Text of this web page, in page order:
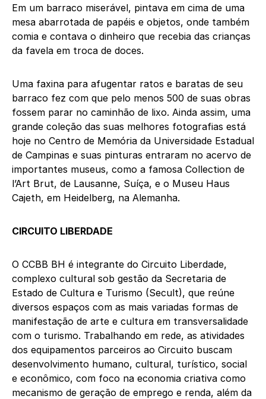
Em um barraco miserável, pintava em cima de uma
mesa abarrotada de papéis e objetos, onde também
comia e contava o dinheiro que recebia das crianças
da favela em troca de doces.
Uma faxina para afugentar ratos e baratas de seu
barraco fez com que pelo menos 500 de suas obras
fossem parar no caminhão de lixo. Ainda assim, uma
grande coleção das suas melhores fotografias está
hoje no Centro de Memória da Universidade Estadual
de Campinas e suas pinturas entraram no acervo de
importantes museus, como a famosa Collection de
l’Art Brut, de Lausanne, Suíça, e o Museu Haus
Cajeth, em Heidelberg, na Alemanha.
CIRCUITO LIBERDADE
O CCBB BH é integrante do Circuito Liberdade,
complexo cultural sob gestão da Secretaria de
Estado de Cultura e Turismo (Secult), que reúne
diversos espaços com as mais variadas formas de
manifestação de arte e cultura em transversalidade
com o turismo. Trabalhando em rede, as atividades
dos equipamentos parceiros ao Circuito buscam
desenvolvimento humano, cultural, turístico, social
e econômico, com foco na economia criativa como
mecanismo de geração de emprego e renda, além da